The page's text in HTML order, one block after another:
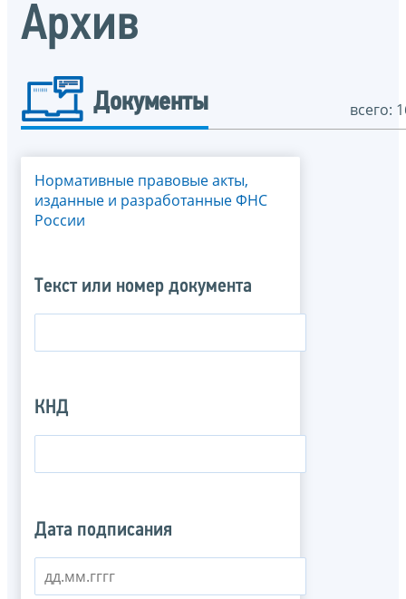
Архив
Документы всего:
Нормативные правовые акты,
изданные и разработанные ФНС
России
Текст или номер документа
КНД
Дата подписания